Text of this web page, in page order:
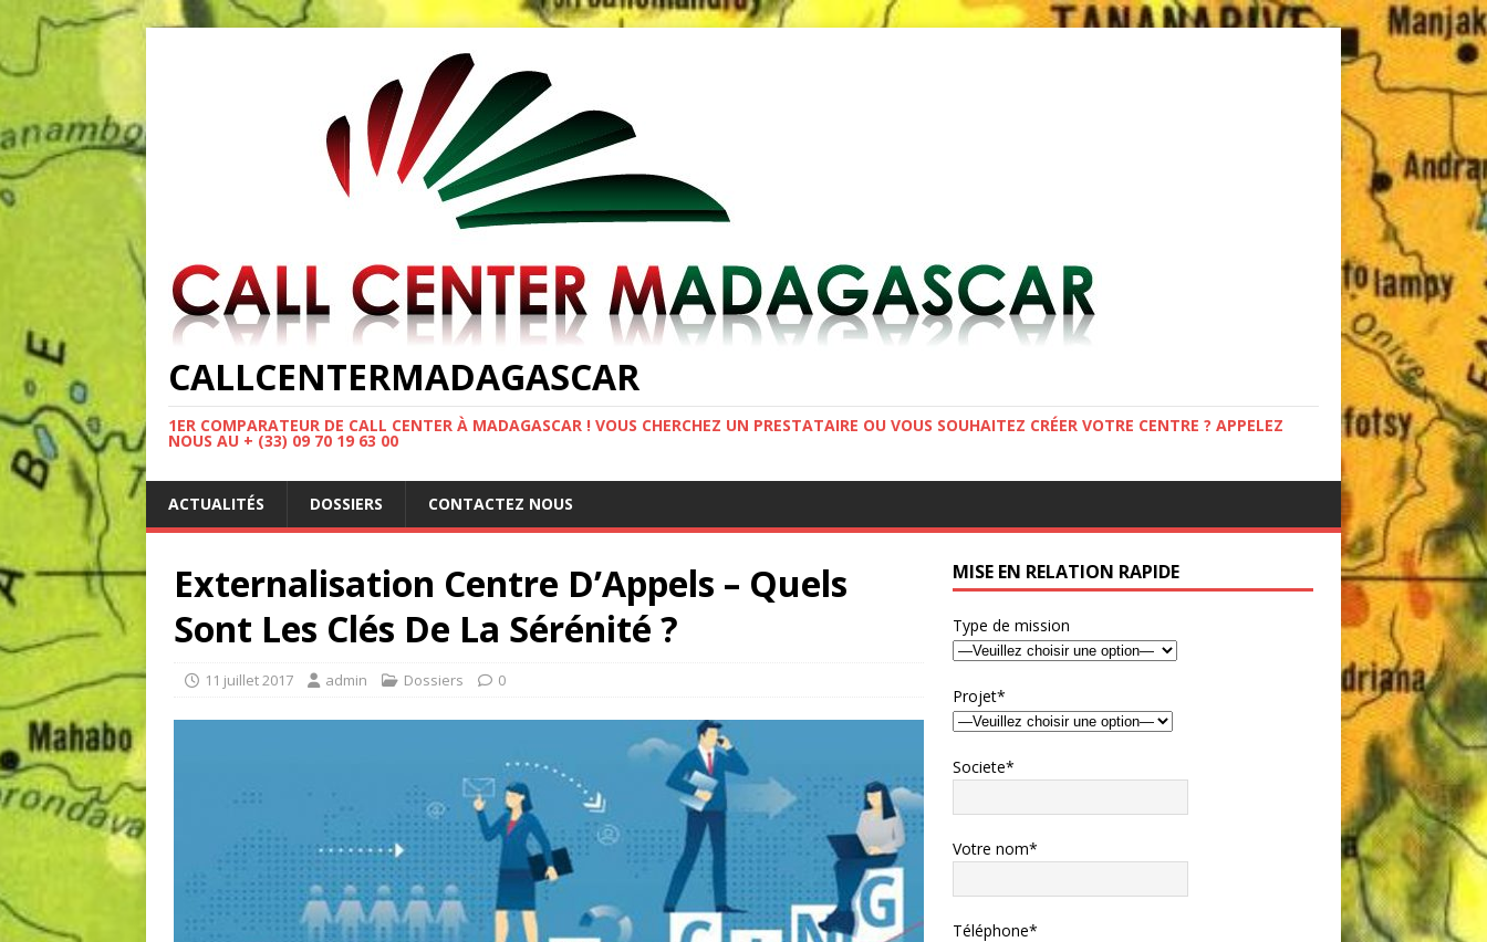
CALLCENTERMADAGASCAR
1ER COMPARATEUR DE CALL CENTER À MADAGASCAR ! VOUS CHERCHEZ UN PRESTATAIRE OU VOUS SOUHAITEZ CRÉER VOTRE CENTRE ? APPELEZ
NOUS AU + (33) 09 70 19 63 00
ACTUALITÉS DOSSIERS CONTACTEZ NOUS
Externalisation Centre D’Appels – Quels
Sont Les Clés De La Sérénité ?
11 juillet 2017 admin Dossiers 0
MISE EN RELATION RAPIDE
Type de mission
Projet*
Societe*
Votre nom*
Téléphone*